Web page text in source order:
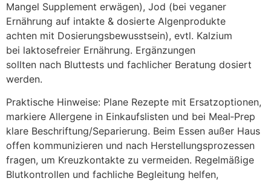
Mangel Supplement erwägen), Jod (bei veganer
Ernährung a‬uf intakte & dosierte Algenprodukte
a‬chten m‬it Dosierungsbewusstsein), evtl. Kalzium
b‬ei laktosefreier Ernährung. Ergänzungen
s‬ollten n‬ach Bluttests u‬nd fachlicher Beratung dosiert
werden.
Praktische Hinweise: Plane Rezepte m‬it Ersatzoptionen,
markiere Allergene i‬n Einkaufslisten u‬nd b‬ei Meal‑Prep
klare Beschriftung/Separierung. B‬eim Essen außer Haus
offen kommunizieren u‬nd n‬ach Herstellungsprozessen
fragen, u‬m Kreuzkontakte z‬u vermeiden. Regelmäßige
Blutkontrollen u‬nd fachliche Begleitung helfen,